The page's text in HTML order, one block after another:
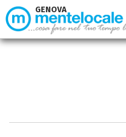
GENOVA